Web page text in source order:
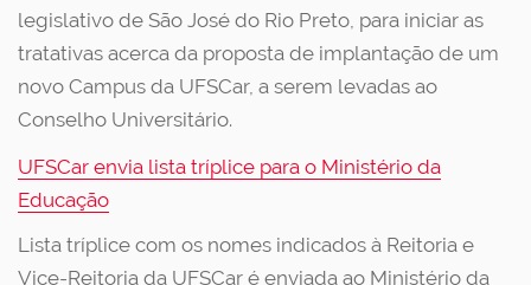
legislativo de São José do Rio Preto, para iniciar as
tratativas acerca da proposta de implantação de um
novo Campus da UFSCar, a serem levadas ao
Conselho Universitário.
UFSCar envia lista tríplice para o Ministério da
Educação
Lista tríplice com os nomes indicados à Reitoria e
Vice-Reitoria da UFSCar é enviada ao Ministério da